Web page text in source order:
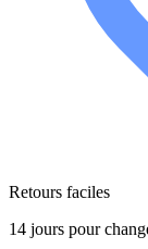
Retours faciles
14 jours pour